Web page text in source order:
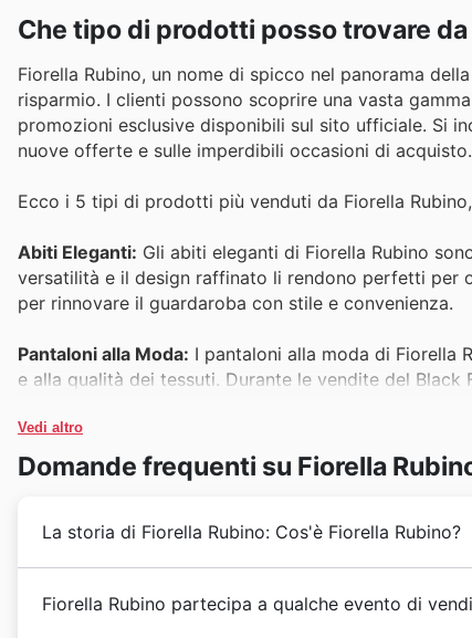
Che tipo di prodotti posso trovare da
Fiorella Rubino, un nome di spicco nel panorama
risparmio. I clienti possono scoprire una vasta
promozioni esclusive disponibili sul sito ufficiale. Si
nuove offerte e sulle imperdibili occasioni di acquisto.
Ecco i 5 tipi di prodotti più venduti da Fiorella
Abiti Eleganti: Gli abiti eleganti di Fiorella Rubino
versatilità e il design raffinato li rendono perfetti per
per rinnovare il guardaroba con stile e convenienza.
Pantaloni alla Moda: I pantaloni alla moda di Fiorella
e alla qualità dei tessuti. Durante le vendite del
Maglieria Morbida: La maglieria morbida è un must-
Queste proposte sono spesso in primo piano nelle
articoli ancora più invitanti nelle promozioni Fiorella
Vedi altro
Domande frequenti su Fiorella
La storia di Fiorella Rubino: Cos'è Fiorella Rubino?
look sempre curato e alla moda. Fin dalla sua
Fiorella Rubino partecipa a qualche evento di